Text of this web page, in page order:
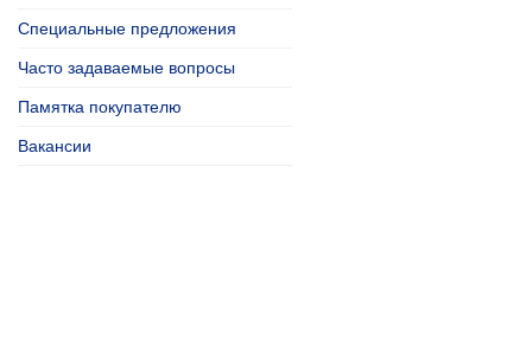
Специальные предложения
Часто задаваемые вопросы
Памятка покупателю
Вакансии